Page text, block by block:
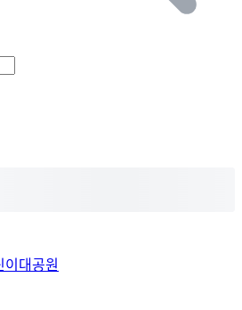
이대공원